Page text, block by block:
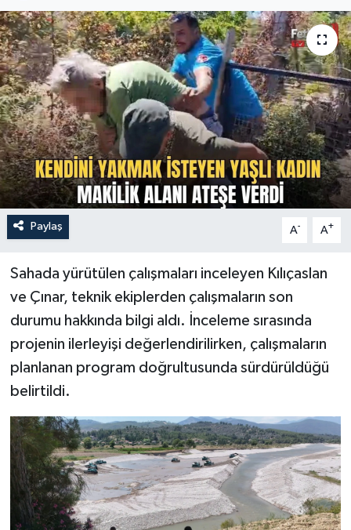
Paylaş A- A+
Sahada yürütülen çalışmaları inceleyen Kılıçaslan
ve Çınar, teknik ekiplerden çalışmaların son
durumu hakkında bilgi aldı. İnceleme sırasında
projenin ilerleyişi değerlendirilirken, çalışmaların
planlanan program doğrultusunda sürdürüldüğü
belirtildi.